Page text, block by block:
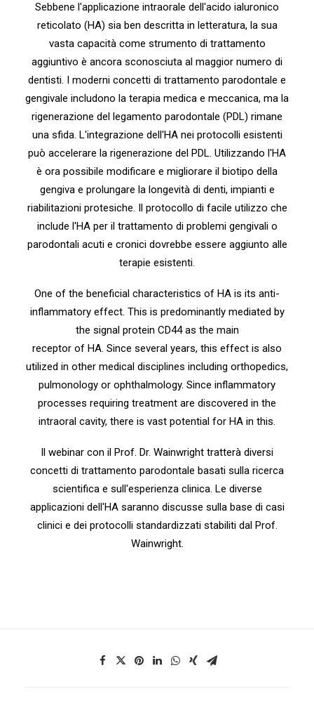
Sebbene l'applicazione intraorale dell'acido ialuronico
reticolato (HA) sia ben descritta in letteratura, la sua
vasta capacità come strumento di trattamento
aggiuntivo è ancora sconosciuta al maggior numero di
dentisti. I moderni concetti di trattamento parodontale e
gengivale includono la terapia medica e meccanica, ma la
rigenerazione del legamento parodontale (PDL) rimane
una sfida. L'integrazione dell'HA nei protocolli esistenti
può accelerare la rigenerazione del PDL. Utilizzando l'HA
è ora possibile modificare e migliorare il biotipo della
gengiva e prolungare la longevità di denti, impianti e
riabilitazioni protesiche. Il protocollo di facile utilizzo che
include l'HA per il trattamento di problemi gengivali o
parodontali acuti e cronici dovrebbe essere aggiunto alle
terapie esistenti.
One of the beneficial characteristics of HA is its anti-
inflammatory effect. This is predominantly mediated by
the signal protein CD44 as the main
receptor of HA. Since several years, this effect is also
utilized in other medical disciplines including orthopedics,
pulmonology or ophthalmology. Since inflammatory
processes requiring treatment are discovered in the
intraoral cavity, there is vast potential for HA in this.
Il webinar con il Prof. Dr. Wainwright tratterà diversi
concetti di trattamento parodontale basati sulla ricerca
scientifica e sull'esperienza clinica. Le diverse
applicazioni dell'HA saranno discusse sulla base di casi
clinici e dei protocolli standardizzati stabiliti dal Prof.
Wainwright.